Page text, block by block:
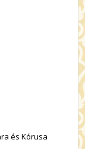
és Kórusa